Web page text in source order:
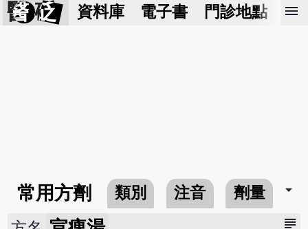
醫 砭 資料庫 電子書 門診地點 預
menu
常用方劑 類別 注音 劑量 arrow_drop_down
subject